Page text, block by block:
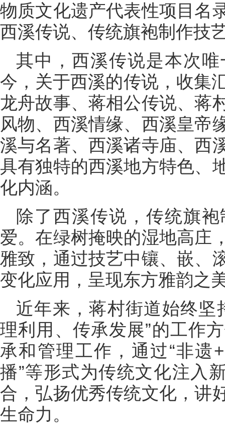
物质文化遗产代表性项目名
西溪传说、传统旗袍制作技
其中，西溪传说是本次
今，关于西溪的传说，收集
龙舟故事、蒋相公传说、蒋
风物、西溪情缘、西溪皇帝
溪与名著、西溪诸寺庙、西
具有独特的西溪地方特色、
化内涵。
除了西溪传说，传统旗
爱。在绿树掩映的湿地高庄
雅致，通过技艺中镶、嵌、
变化应用，呈现东方雅韵之
近年来，蒋村街道始终坚
理利用、传承发展”的工作
承和管理工作，通过“非遗
播”等形式为传统文化注入
合，弘扬优秀传统文化，讲
生命力。